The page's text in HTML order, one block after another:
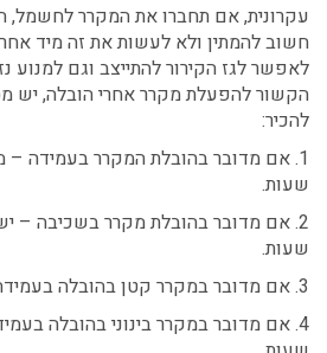
עקרונית, אם תחברו את המקרר לחשמל,
חשוב להמתין ולא לעשות את זה מיד
לאפשר לגז הקירור להתייצב וגם למנוע
הקשור להפעלת מקרר אחרי הובלה, יש
להכיר:
שעות.
שעות.
3. אם מדובר במקרר קטן בהובלה בעמידה – אפשר להמתין שעה.